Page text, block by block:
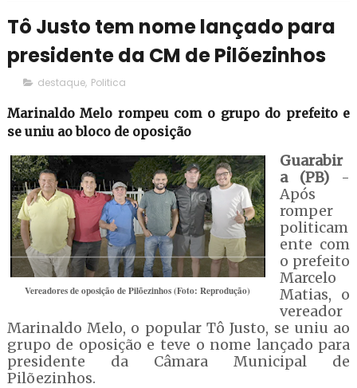
Tô Justo tem nome lançado para
presidente da CM de Pilõezinhos
destaque, Politica
Marinaldo Melo rompeu com o grupo do prefeito e
se uniu ao bloco de oposição
Vereadores de oposição de Pilõezinhos (Foto: Reprodução)
Guarabir
a (PB) -
Após
romper
politicam
ente com
o prefeito
Marcelo
Matias, o
vereador
Marinaldo Melo, o popular Tô Justo, se uniu ao
grupo de oposição e teve o nome lançado para
presidente da Câmara Municipal de
Pilõezinhos.